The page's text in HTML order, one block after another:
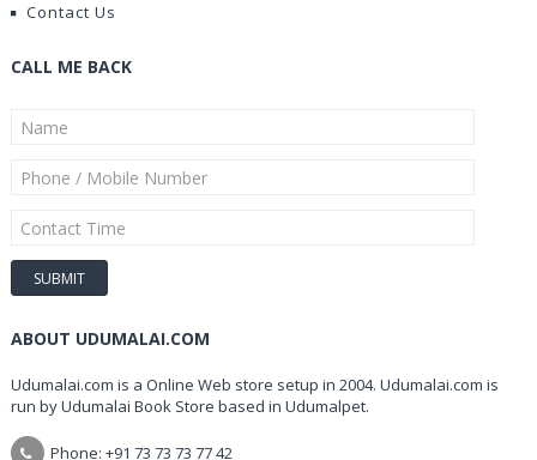
Contact Us
CALL ME BACK
ABOUT UDUMALAI.COM
Udumalai.com is a Online Web store setup in 2004. Udumalai.com is
run by Udumalai Book Store based in Udumalpet.
Phone: +91 73 73 73 77 42